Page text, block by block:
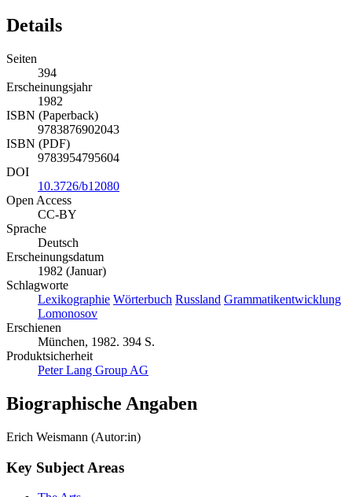
Details
Seiten
394
Erscheinungsjahr
1982
ISBN (Paperback)
9783876902043
ISBN (PDF)
9783954795604
DOI
10.3726/b12080
Open Access
CC-BY
Sprache
Deutsch
Erscheinungsdatum
1982 (Januar)
Schlagworte
Lexikographie Wörterbuch Russland Grammatikentwicklung
Lomonosov
Erschienen
München, 1982. 394 S.
Produktsicherheit
Peter Lang Group AG
Biographische Angaben
Erich Weismann (Autor:in)
Key Subject Areas